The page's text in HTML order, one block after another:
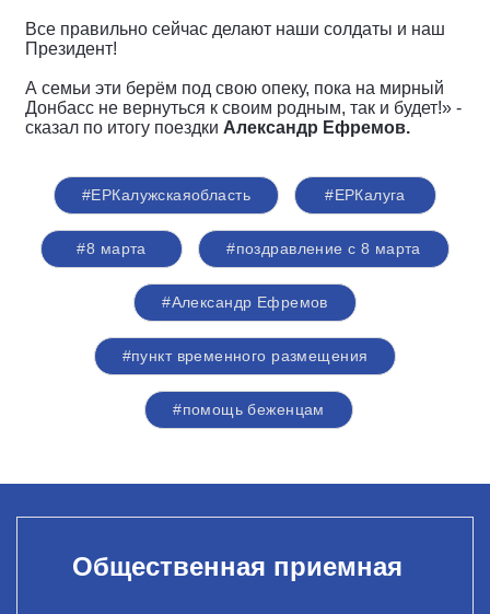
Все правильно сейчас делают наши солдаты и наш
Президент!
А семьи эти берём под свою опеку, пока на мирный
Донбасс не вернуться к своим родным, так и будет!» -
сказал по итогу поездки Александр Ефремов.
#ЕРКалужскаяобласть #ЕРКалуга
#8 марта #поздравление с 8 марта
#Александр Ефремов
#пункт временного размещения
#помощь беженцам
Общественная приемная